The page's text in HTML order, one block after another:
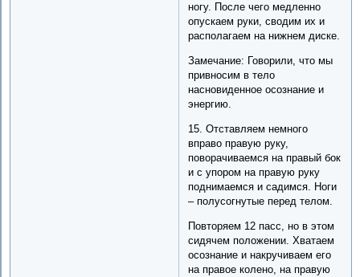
ногу. После чего медленно
опускаем руки, сводим их и
располагаем на нижнем диске.
Замечание: Говорили, что мы
привносим в тело
насновиденное осознание и
энергию.
15. Отставляем немного
вправо правую руку,
поворачиваемся на правый бок
и с упором на правую руку
поднимаемся и садимся. Ноги
– полусогнутые перед телом.
Повторяем 12 пасс, но в этом
сидячем положении. Хватаем
осознание и накручиваем его
на правое колено, на правую